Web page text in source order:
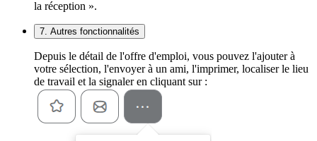
la réception ».
7. Autres fonctionnalités
Depuis le détail de l'offre d'emploi, vous pouvez l'ajouter à
votre sélection, l'envoyer à un ami, l'imprimer, localiser le lieu
de travail et la signaler en cliquant sur :